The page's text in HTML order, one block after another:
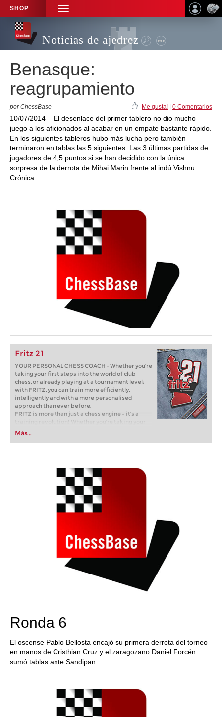
SHOP
TOGGLE
NAVIGATION
Noticias de ajedrez
Benasque:
reagrupamiento
por ChessBase Me gusta! 0 Comentarios
10/07/2014 – El desenlace del primer tablero no dio mucho
juego a los aficionados al acabar en un empate bastante rápido.
En los siguientes tableros hubo más lucha pero también
terminaron en tablas las 5 siguientes. Las 3 últimas partidas de
jugadores de 4,5 puntos si se han decidido con la única
sorpresa de la derrota de Mihai Marin frente al indú Vishnu.
Crónica...
Fritz 21
YOUR PERSONAL CHESS COACH - Whether you’re
taking your first steps into the world of club
chess, or already playing at a tournament level:
with FRITZ, you can train more efficiently,
intelligently and with a more personalised
approach than ever before.
FRITZ is more than just a chess engine – it’s a
training revolution! Whether you’re taking your
first steps into the world of club chess, or already
playing at a tournament level: with FRITZ, you can
train more efficiently, intelligently and with a
Más...
Ronda 6
El oscense Pablo Bellosta encajó su primera derrota del torneo
en manos de Cristhian Cruz y el zaragozano Daniel Forcén
sumó tablas ante Sandipan.